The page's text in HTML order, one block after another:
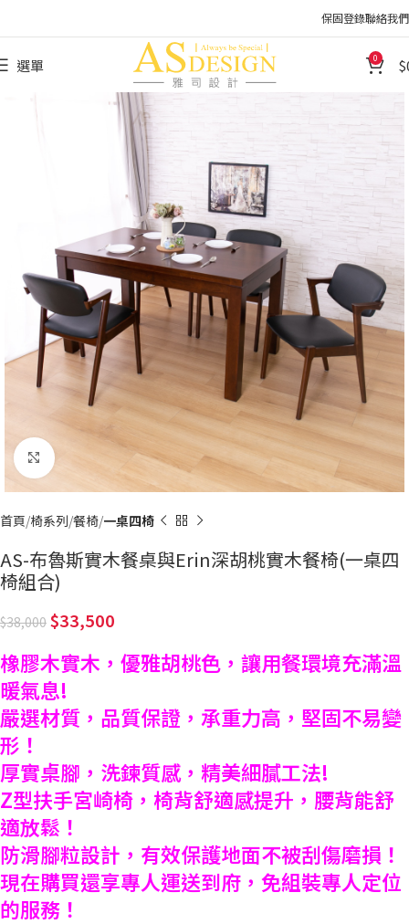
保固登錄聯絡我們
選單 0
Click to enlarge
首頁 椅系列 餐椅 一桌四椅
AS-布魯斯實木餐桌與Erin深胡桃實木餐椅(一桌四
椅組合)
38,000 33,500
橡膠木實木，優雅胡桃色，讓用餐環境充滿溫
暖氣息!
嚴選材質，品質保證，承重力高，堅固不易變
形！
厚實桌腳，洗鍊質感，精美細膩工法!
Z型扶手宮崎椅，椅背舒適感提升，腰背能舒
適放鬆！
防滑腳粒設計，有效保護地面不被刮傷磨損！
現在購買還享專人運送到府，免組裝專人定位
的服務！